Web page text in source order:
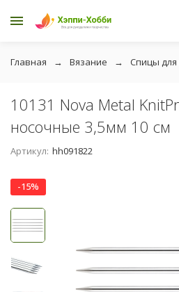
Главная Вязание Спицы для
10131 Nova Metal
носочные 3,5мм 10 см
Артикул: hh091822
-15%